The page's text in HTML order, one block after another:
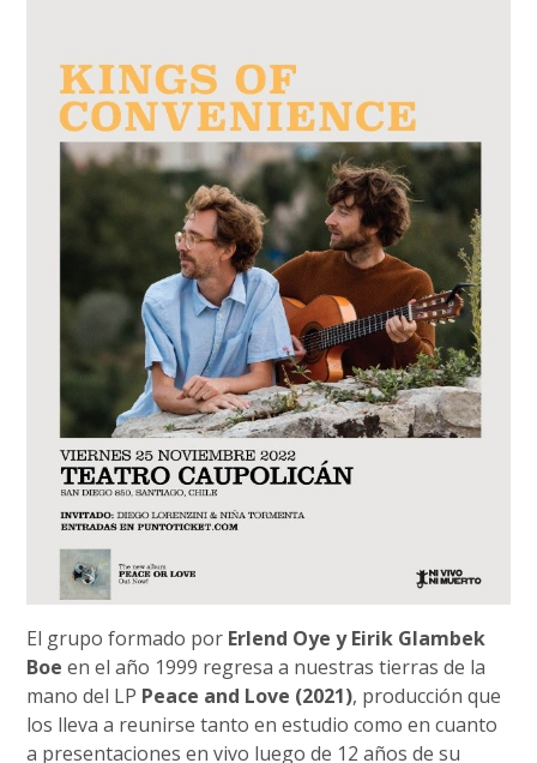
El grupo formado por Erlend Oye y Eirik Glambek
Boe en el año 1999 regresa a nuestras tierras de la
mano del LP Peace and Love (2021), producción que
los lleva a reunirse tanto en estudio como en cuanto
a presentaciones en vivo luego de 12 años de su